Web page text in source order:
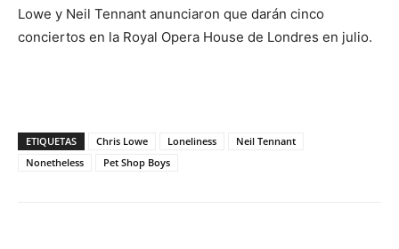
Lowe y Neil Tennant anunciaron que darán cinco
conciertos en la Royal Opera House de Londres en julio.
ETIQUETAS Chris Lowe Loneliness
Neil Tennant
Nonetheless
Pet Shop Boys